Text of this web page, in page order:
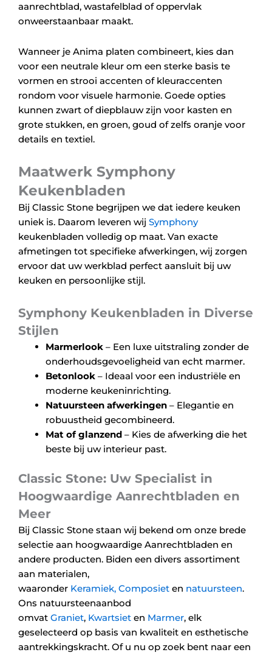
aanrechtblad, wastafelblad of oppervlak
onweerstaanbaar maakt.
Wanneer je Anima platen combineert, kies dan
voor een neutrale kleur om een sterke basis te
vormen en strooi accenten of kleuraccenten
rondom voor visuele harmonie. Goede opties
kunnen zwart of diepblauw zijn voor kasten en
grote stukken, en groen, goud of zelfs oranje voor
details en textiel.
Maatwerk Symphony
Keukenbladen
Bij Classic Stone begrijpen we dat iedere keuken
uniek is. Daarom leveren wij Symphony
keukenbladen volledig op maat. Van exacte
afmetingen tot specifieke afwerkingen, wij zorgen
ervoor dat uw werkblad perfect aansluit bij uw
keuken en persoonlijke stijl.
Symphony Keukenbladen in Diverse
Stijlen
Marmerlook – Een luxe uitstraling zonder de
onderhoudsgevoeligheid van echt marmer.
Betonlook – Ideaal voor een industriële en
moderne keukeninrichting.
Natuursteen afwerkingen – Elegantie en
robuustheid gecombineerd.
Mat of glanzend – Kies de afwerking die het
beste bij uw interieur past.
Classic Stone: Uw Specialist in
Hoogwaardige Aanrechtbladen en
Meer
Bij Classic Stone staan wij bekend om onze brede
selectie aan hoogwaardige Aanrechtbladen en
andere producten. Biden een divers assortiment
aan materialen,
waaronder Keramiek, Composiet en natuursteen.
Ons natuursteenaanbod
omvat Graniet, Kwartsiet en Marmer, elk
geselecteerd op basis van kwaliteit en esthetische
aantrekkingskracht. Of u nu op zoek bent naar een